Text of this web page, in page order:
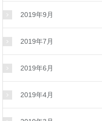
2019年9月
2019年7月
2019年6月
2019年4月